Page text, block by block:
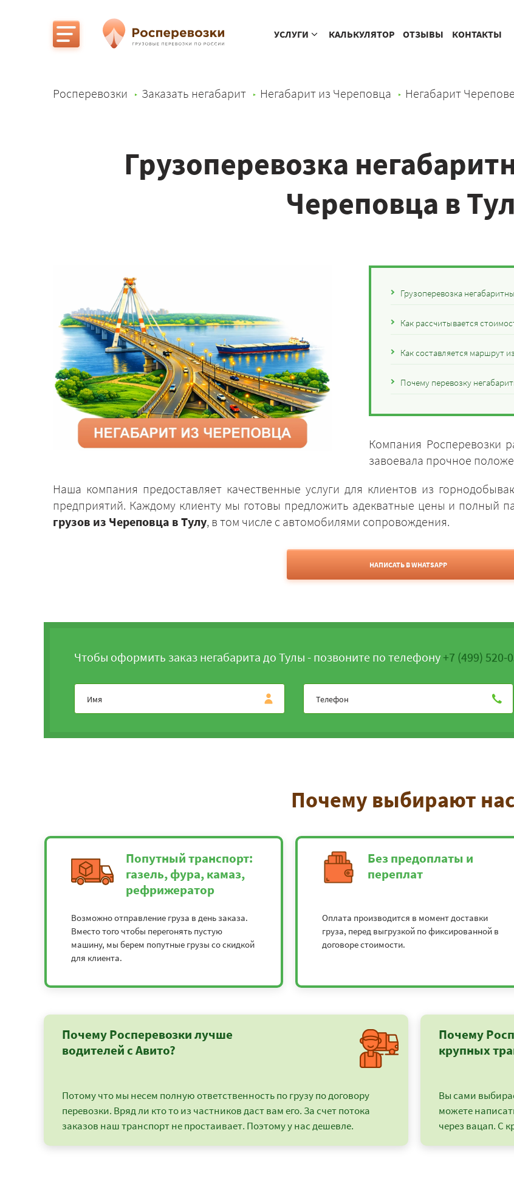
УСЛУГИ КАЛЬКУЛЯТОР ОТЗЫВЫ КОНТАКТЫ
Росперевозки Заказать негабарит Негабарит из Череповца Негабарит
Грузоперевозка
Череповца в
Грузоперевозка
Как рассчитывается
Как составляется маршрут
Почему перевозку
Компания Росперевозки
завоевала прочное
Наша компания предоставляет качественные услуги для клиентов из
предприятий. Каждому клиенту мы готовы предложить адекватные цены и полный
грузов из Череповца в Тулу, в том числе с автомобилями сопровождения.
НАПИСАТЬ В WHATSAPP
Чтобы оформить заказ негабарита до Тулы - позвоните по телефону+7 (499) 520-
Почему выбирают
Попутный транспорт:
газель, фура, камаз,
рефрижератор
Возможно отправление груза в день заказа.
Вместо того чтобы перегонять пустую
машину, мы берем попутные грузы со скидкой
для клиента.
Без предоплаты и
переплат
Оплата производится в момент доставки
груза, перед выгрузкой по фиксированной в
договоре стоимости.
Почему Росперевозки лучше
водителей с Авито?
Потому что мы несем полную ответственность по грузу по договору
перевозки. Вряд ли кто то из частников даст вам его. За счет потока
заказов наш транспорт не простаивает. Поэтому у нас дешевле.
Почему
крупных
Вы сами
можете
через вацап. С